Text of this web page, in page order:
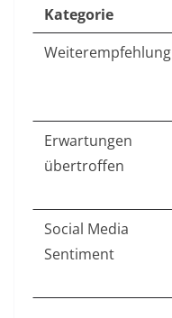
Kategorie
Weiterempfehlung
Erwartungen
übertroffen
Social Media
Sentiment